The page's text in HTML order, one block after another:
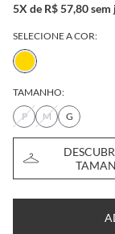
5X de R$ 57,80
SELECIONE A COR:
TAMANHO:
P
M G